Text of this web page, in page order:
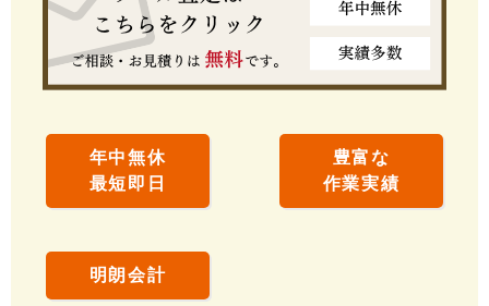
年中無休
最短即日
豊富な
作業実績
明朗会計